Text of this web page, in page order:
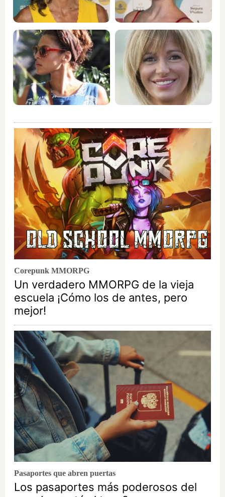
Corepunk MMORPG
Un verdadero MMORPG de la vieja
escuela ¡Cómo los de antes, pero
mejor!
Pasaportes que abren puertas
Los pasaportes más poderosos del